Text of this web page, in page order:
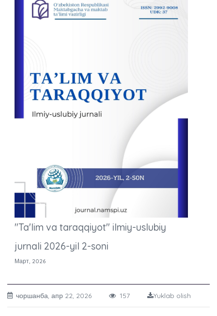
"Ta'lim va taraqqiyot" ilmiy-uslubiy
jurnali 2026-yil 2-soni
Март, 2026
чоршанба, апр 22, 2026 157 Yuklab olish